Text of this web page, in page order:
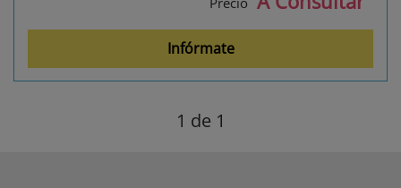
Infórmate
1 de 1